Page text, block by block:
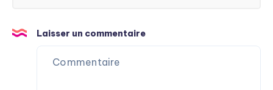
Laisser un commentaire